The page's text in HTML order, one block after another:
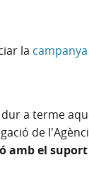
la
a terme
de
amb el